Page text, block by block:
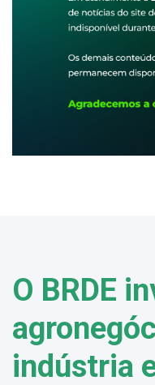
O BRDE
indústria